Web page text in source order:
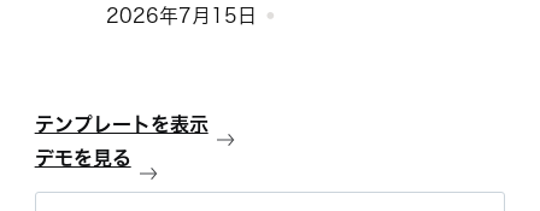
2026年7月15日
テンプレートを表示
デモを見る